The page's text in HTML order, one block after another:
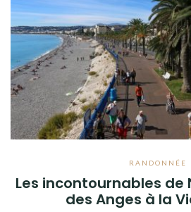
RANDONNÉE
Les incontournables de
des Anges à la